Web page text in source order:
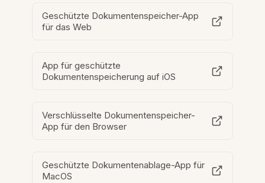
Geschützte Dokumentenspeicher-App
für das Web
App für geschützte
Dokumentenspeicherung auf iOS
Verschlüsselte Dokumentenspeicher-
App für den Browser
Geschützte Dokumentenablage-App für
MacOS